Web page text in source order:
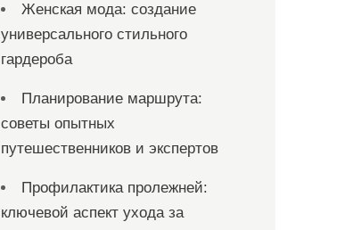
Женская мода: создание
универсального стильного
гардероба
Планирование маршрута:
советы опытных
путешественников и экспертов
Профилактика пролежней:
ключевой аспект ухода за